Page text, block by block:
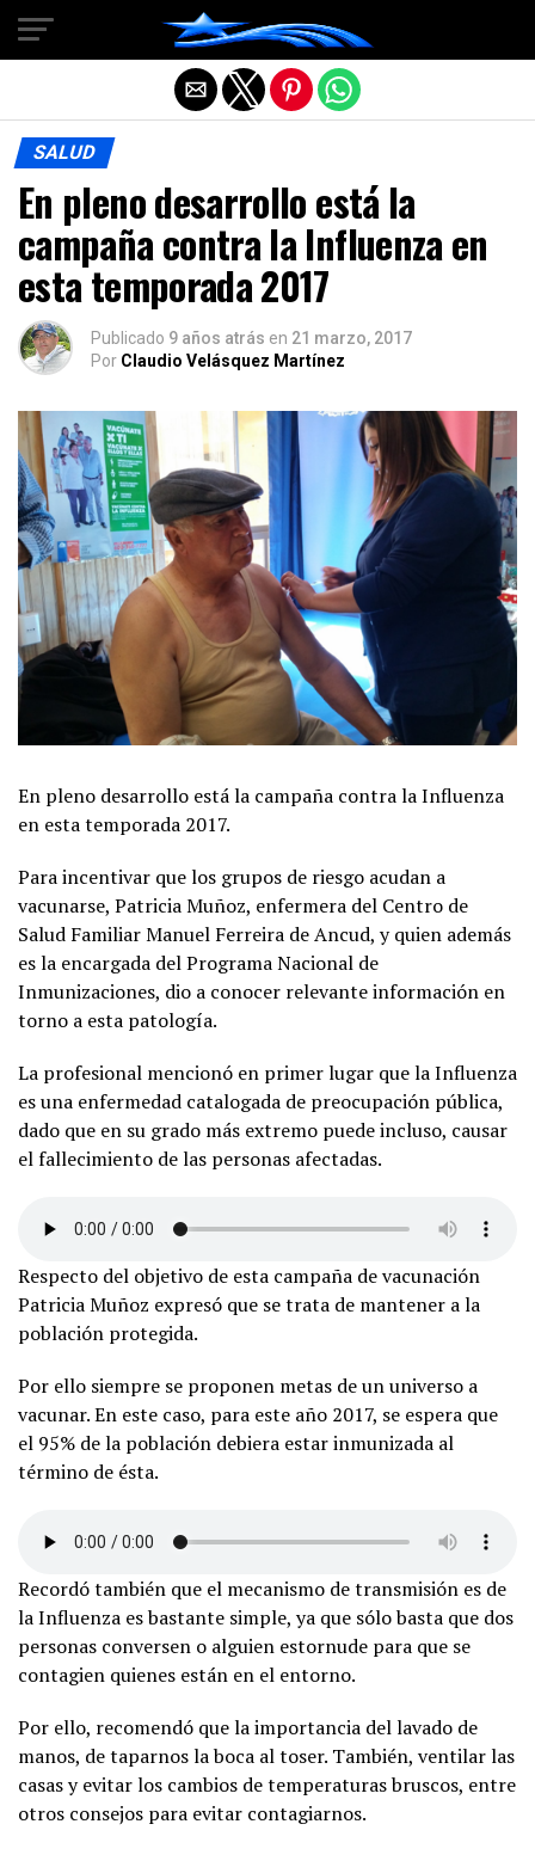
SALUD
En pleno desarrollo está la
campaña contra la Influenza en
esta temporada 2017
Publicado 9 años atrás en 21 marzo, 2017
Por Claudio Velásquez Martínez
En pleno desarrollo está la campaña contra la Influenza
en esta temporada 2017.
Para incentivar que los grupos de riesgo acudan a
vacunarse, Patricia Muñoz, enfermera del Centro de
Salud Familiar Manuel Ferreira de Ancud, y quien además
es la encargada del Programa Nacional de
Inmunizaciones, dio a conocer relevante información en
torno a esta patología.
La profesional mencionó en primer lugar que la Influenza
es una enfermedad catalogada de preocupación pública,
dado que en su grado más extremo puede incluso, causar
el fallecimiento de las personas afectadas.
Respecto del objetivo de esta campaña de vacunación
Patricia Muñoz expresó que se trata de mantener a la
población protegida.
Por ello siempre se proponen metas de un universo a
vacunar. En este caso, para este año 2017, se espera que
el 95% de la población debiera estar inmunizada al
término de ésta.
Recordó también que el mecanismo de transmisión es de
la Influenza es bastante simple, ya que sólo basta que dos
personas conversen o alguien estornude para que se
contagien quienes están en el entorno.
Por ello, recomendó que la importancia del lavado de
manos, de taparnos la boca al toser. También, ventilar las
casas y evitar los cambios de temperaturas bruscos, entre
otros consejos para evitar contagiarnos.
Salir de la versión móvil